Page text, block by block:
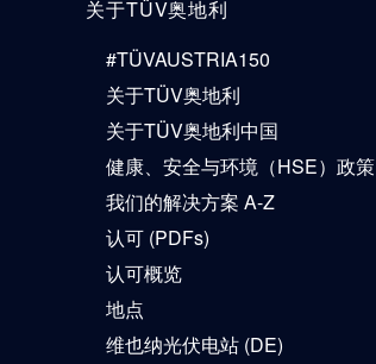
关于TÜV奥地利
#TÜVAUSTRIA150
关于TÜV奥地利
关于TÜV奥地利中国
健康、安全与环境（HSE）政策
我们的解决方案 A-Z
认可 (PDFs)
认可概览
地点
维也纳光伏电站 (DE)